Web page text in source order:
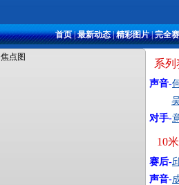
首页|最新动态|精彩图片|完全
焦点图
系列
声音-
对手-
10
赛后-
声音-